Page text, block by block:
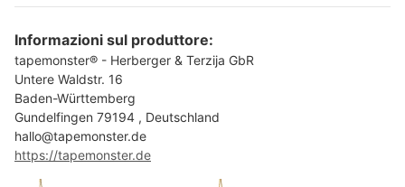
Informazioni sul produttore:
tapemonster® - Herberger & Terzija GbR
Untere Waldstr. 16
Baden-Württemberg
Gundelfingen 79194 , Deutschland
hallo@tapemonster.de
https://tapemonster.de